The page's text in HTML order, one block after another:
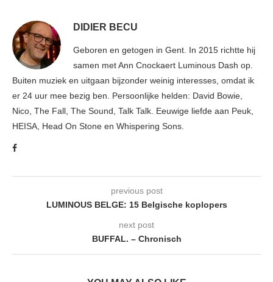
DIDIER BECU
Geboren en getogen in Gent. In 2015 richtte hij
samen met Ann Cnockaert Luminous Dash op.
Buiten muziek en uitgaan bijzonder weinig interesses, omdat ik
er 24 uur mee bezig ben. Persoonlijke helden: David Bowie,
Nico, The Fall, The Sound, Talk Talk. Eeuwige liefde aan Peuk,
HEISA, Head On Stone en Whispering Sons.
previous post
LUMINOUS BELGE: 15 Belgische koplopers
next post
BUFFAL. – Chronisch